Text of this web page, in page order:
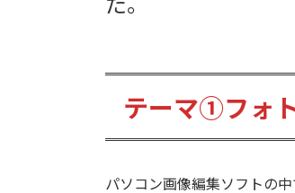
テーマ①フォ
パソコン画像編集ソフトの